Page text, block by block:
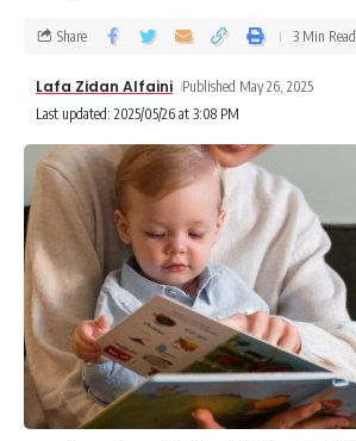
Last updated: 2025/05/26 at 3:08 PM
Lafa Zidan Alfaini Published May 26, 2025
Share 3 Min Read